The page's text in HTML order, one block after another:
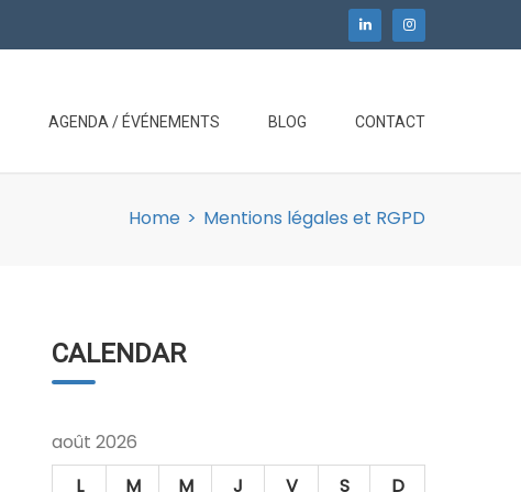
AGENDA / ÉVÉNEMENTS BLOG CONTACT
Home > Mentions légales et RGPD
CALENDAR
août 2026
L
M M J V S
D